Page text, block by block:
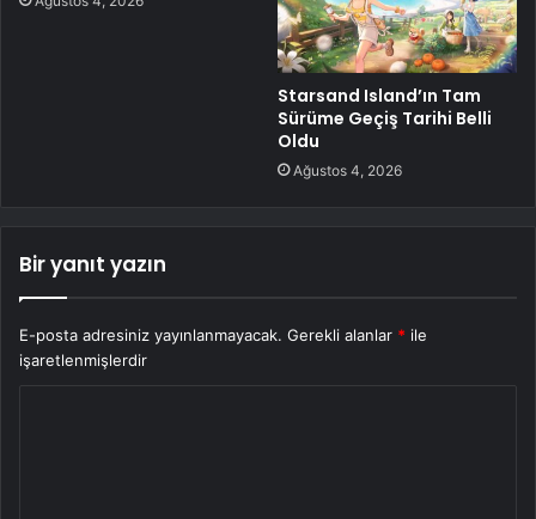
Starsand Island’ın Tam
Sürüme Geçiş Tarihi Belli
Oldu
Ağustos 4, 2026
Bir yanıt yazın
E-posta adresiniz yayınlanmayacak. Gerekli alanlar * ile
işaretlenmişlerdir